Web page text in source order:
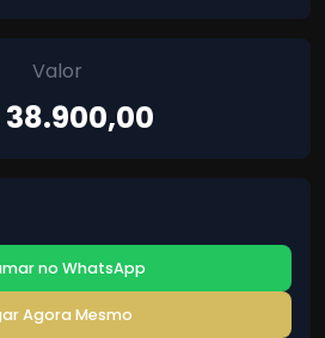
Valor
38.900,00
no WhatsApp
Agora Mesmo